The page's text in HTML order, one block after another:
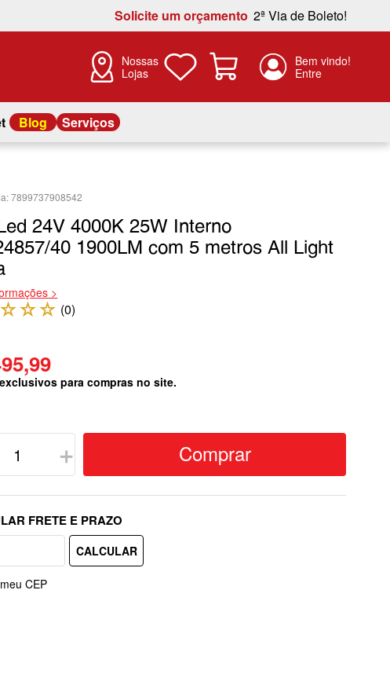
Solicite um orçamento 2ª Via de Boleto!
Nossas
Lojas
Blog Serviços
7899737908542
24V 4000K 25W Interno
40 1900LM com 5 metros All Light
>
☆☆☆ (0)
para compras no site.
＋ Comprar
CEP